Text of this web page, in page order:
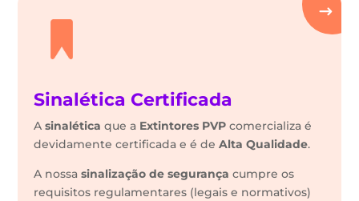
Sinalética Certificada
Asinalética que a Extintores PVP comercializa é
devidamente certificada e é deAlta Qualidade.
A nossasinalização de segurança cumpre os
requisitos regulamentares (legais e normativos)